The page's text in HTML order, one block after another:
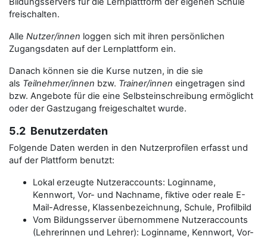
freischalten.
Alle Nutzer/innen loggen sich mit ihren persönlichen
Zugangsdaten auf der Lernplattform ein.
Danach können sie die Kurse nutzen, in die sie
als Teilnehmer/innen bzw. Trainer/innen eingetragen sind
bzw. Angebote für die eine Selbsteinschreibung ermöglicht
oder der Gastzugang freigeschaltet wurde.
5.2 Benutzerdaten
Folgende Daten werden in den Nutzerprofilen erfasst und
auf der Plattform benutzt:
Lokal erzeugte Nutzeraccounts: Loginname,
Kennwort, Vor- und Nachname, fiktive oder reale E-
Mail-Adresse, Klassenbezeichnung, Schule, Profilbild
Vom Bildungsserver übernommene Nutzeraccounts
(Lehrerinnen und Lehrer): Loginname, Kennwort, Vor-